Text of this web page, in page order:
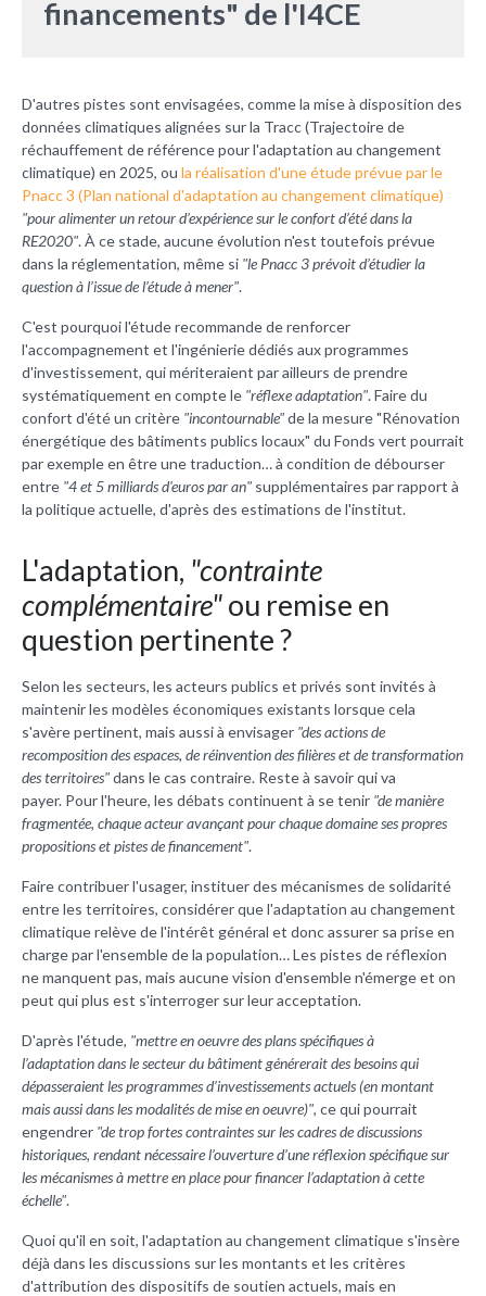
financements" de l'I4CE
D'autres pistes sont envisagées, comme la mise à disposition des
données climatiques alignées sur la Tracc (Trajectoire de
réchauffement de référence pour l'adaptation au changement
climatique) en 2025, ou la réalisation d'une étude prévue par le
Pnacc 3 (Plan national d'adaptation au changement climatique)
"pour alimenter un retour d’expérience sur le confort d’été dans la
RE2020". À ce stade, aucune évolution n'est toutefois prévue
dans la réglementation, même si "le Pnacc 3 prévoit d’étudier la
question à l’issue de l’étude à mener".
C'est pourquoi l'étude recommande de renforcer
l'accompagnement et l'ingénierie dédiés aux programmes
d'investissement, qui mériteraient par ailleurs de prendre
systématiquement en compte le "réflexe adaptation". Faire du
confort d'été un critère "incontournable"de la mesure "Rénovation
énergétique des bâtiments publics locaux" du Fonds vert pourrait
par exemple en être une traduction… à condition de débourser
entre "4 et 5 milliards d'euros par an" supplémentaires par rapport à
la politique actuelle, d'après des estimations de l'institut.
L'adaptation, "contrainte
complémentaire"ou remise en
question pertinente ?
Selon les secteurs, les acteurs publics et privés sont invités à
maintenir les modèles économiques existants lorsque cela
s'avère pertinent, mais aussi à envisager "des actions de
recomposition des espaces, de réinvention des filières et de transformation
des territoires"dans le cas contraire. Reste à savoir qui va
payer. Pour l'heure, les débats continuent à se tenir "de manière
fragmentée, chaque acteur avançant pour chaque domaine ses propres
propositions et pistes de financement".
Faire contribuer l'usager, instituer des mécanismes de solidarité
entre les territoires, considérer que l'adaptation au changement
climatique relève de l'intérêt général et donc assurer sa prise en
charge par l'ensemble de la population… Les pistes de réflexion
ne manquent pas, mais aucune vision d'ensemble n'émerge et on
peut qui plus est s'interroger sur leur acceptation.
D'après l'étude, "mettre en oeuvre des plans spécifiques à
l’adaptation dans le secteur du bâtiment générerait des besoins qui
dépasseraient les programmes d’investissements actuels (en montant
mais aussi dans les modalités de mise en oeuvre)", ce qui pourrait
engendrer "de trop fortes contraintes sur les cadres de discussions
historiques, rendant nécessaire l’ouverture d’une réflexion spécifique sur
les mécanismes à mettre en place pour financer l’adaptation à cette
échelle".
Quoi qu'il en soit, l'adaptation au changement climatique s'insère
déjà dans les discussions sur les montants et les critères
d'attribution des dispositifs de soutien actuels, mais en